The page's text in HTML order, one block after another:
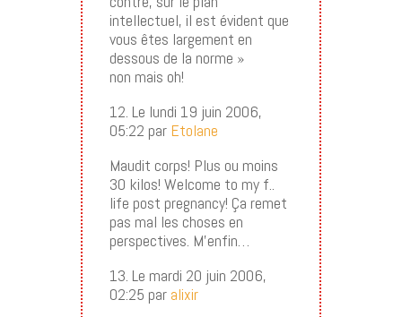
intellectuel, il est évident que
vous êtes largement en
dessous de la norme »
non mais oh!
12. Le lundi 19 juin 2006,
05:22 par Etolane
Maudit corps! Plus ou moins
30 kilos! Welcome to my f..
life post pregnancy! Ça remet
pas mal les choses en
perspectives. M’enfin…
13. Le mardi 20 juin 2006,
02:25 par alixir